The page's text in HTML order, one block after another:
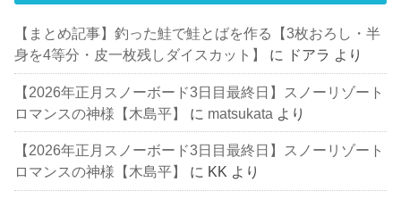
【まとめ記事】釣った鮭で鮭とばを作る【3枚おろし・半
身を4等分・皮一枚残しダイスカット】
に ドアラ より
【2026年正月スノーボード3日目最終日】スノーリゾート
ロマンスの神様【木島平】
に matsukata より
【2026年正月スノーボード3日目最終日】スノーリゾート
ロマンスの神様【木島平】
に KK より